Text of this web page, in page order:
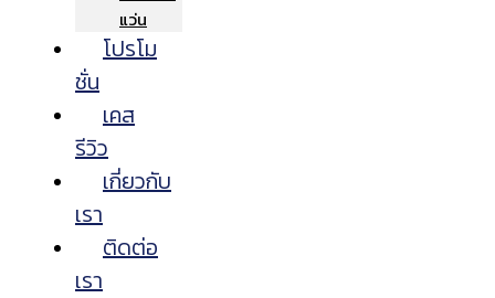
แว่น
โปรโม
ชั่น
เคส
รีวิว
เกี่ยวกับ
เรา
ติดต่อ
เรา